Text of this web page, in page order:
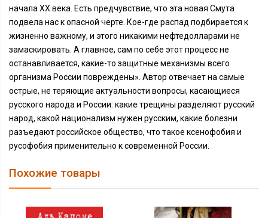
начала XX века. Есть предчувствие, что эта новая Смута
подвела нас к опасной черте. Кое-где распад подбирается к
жизненно важному, и этого никакими нефтедолларами не
замаскировать. А главное, сам по себе этот процесс не
останавливается, какие-то защитные механизмы всего
организма России повреждены». Автор отвечает на самые
острые, не теряющие актуальности вопросы, касающиеся
русского народа и России: какие трещины разделяют русский
народ, какой национализм нужен русским, какие болезни
разъедают российское общество, что такое ксенофобия и
русофобия применительно к современной России.
Похожие товары